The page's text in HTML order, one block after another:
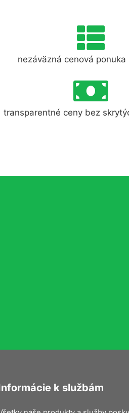
nezáväzná cenová ponuka
transparentné ceny bez
k službám